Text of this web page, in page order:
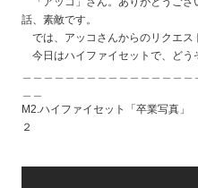
話、素敵です。
では、アッコさんからのリクエス
今日はハイファイセットで、どう
M2.ハイファイセッ
２